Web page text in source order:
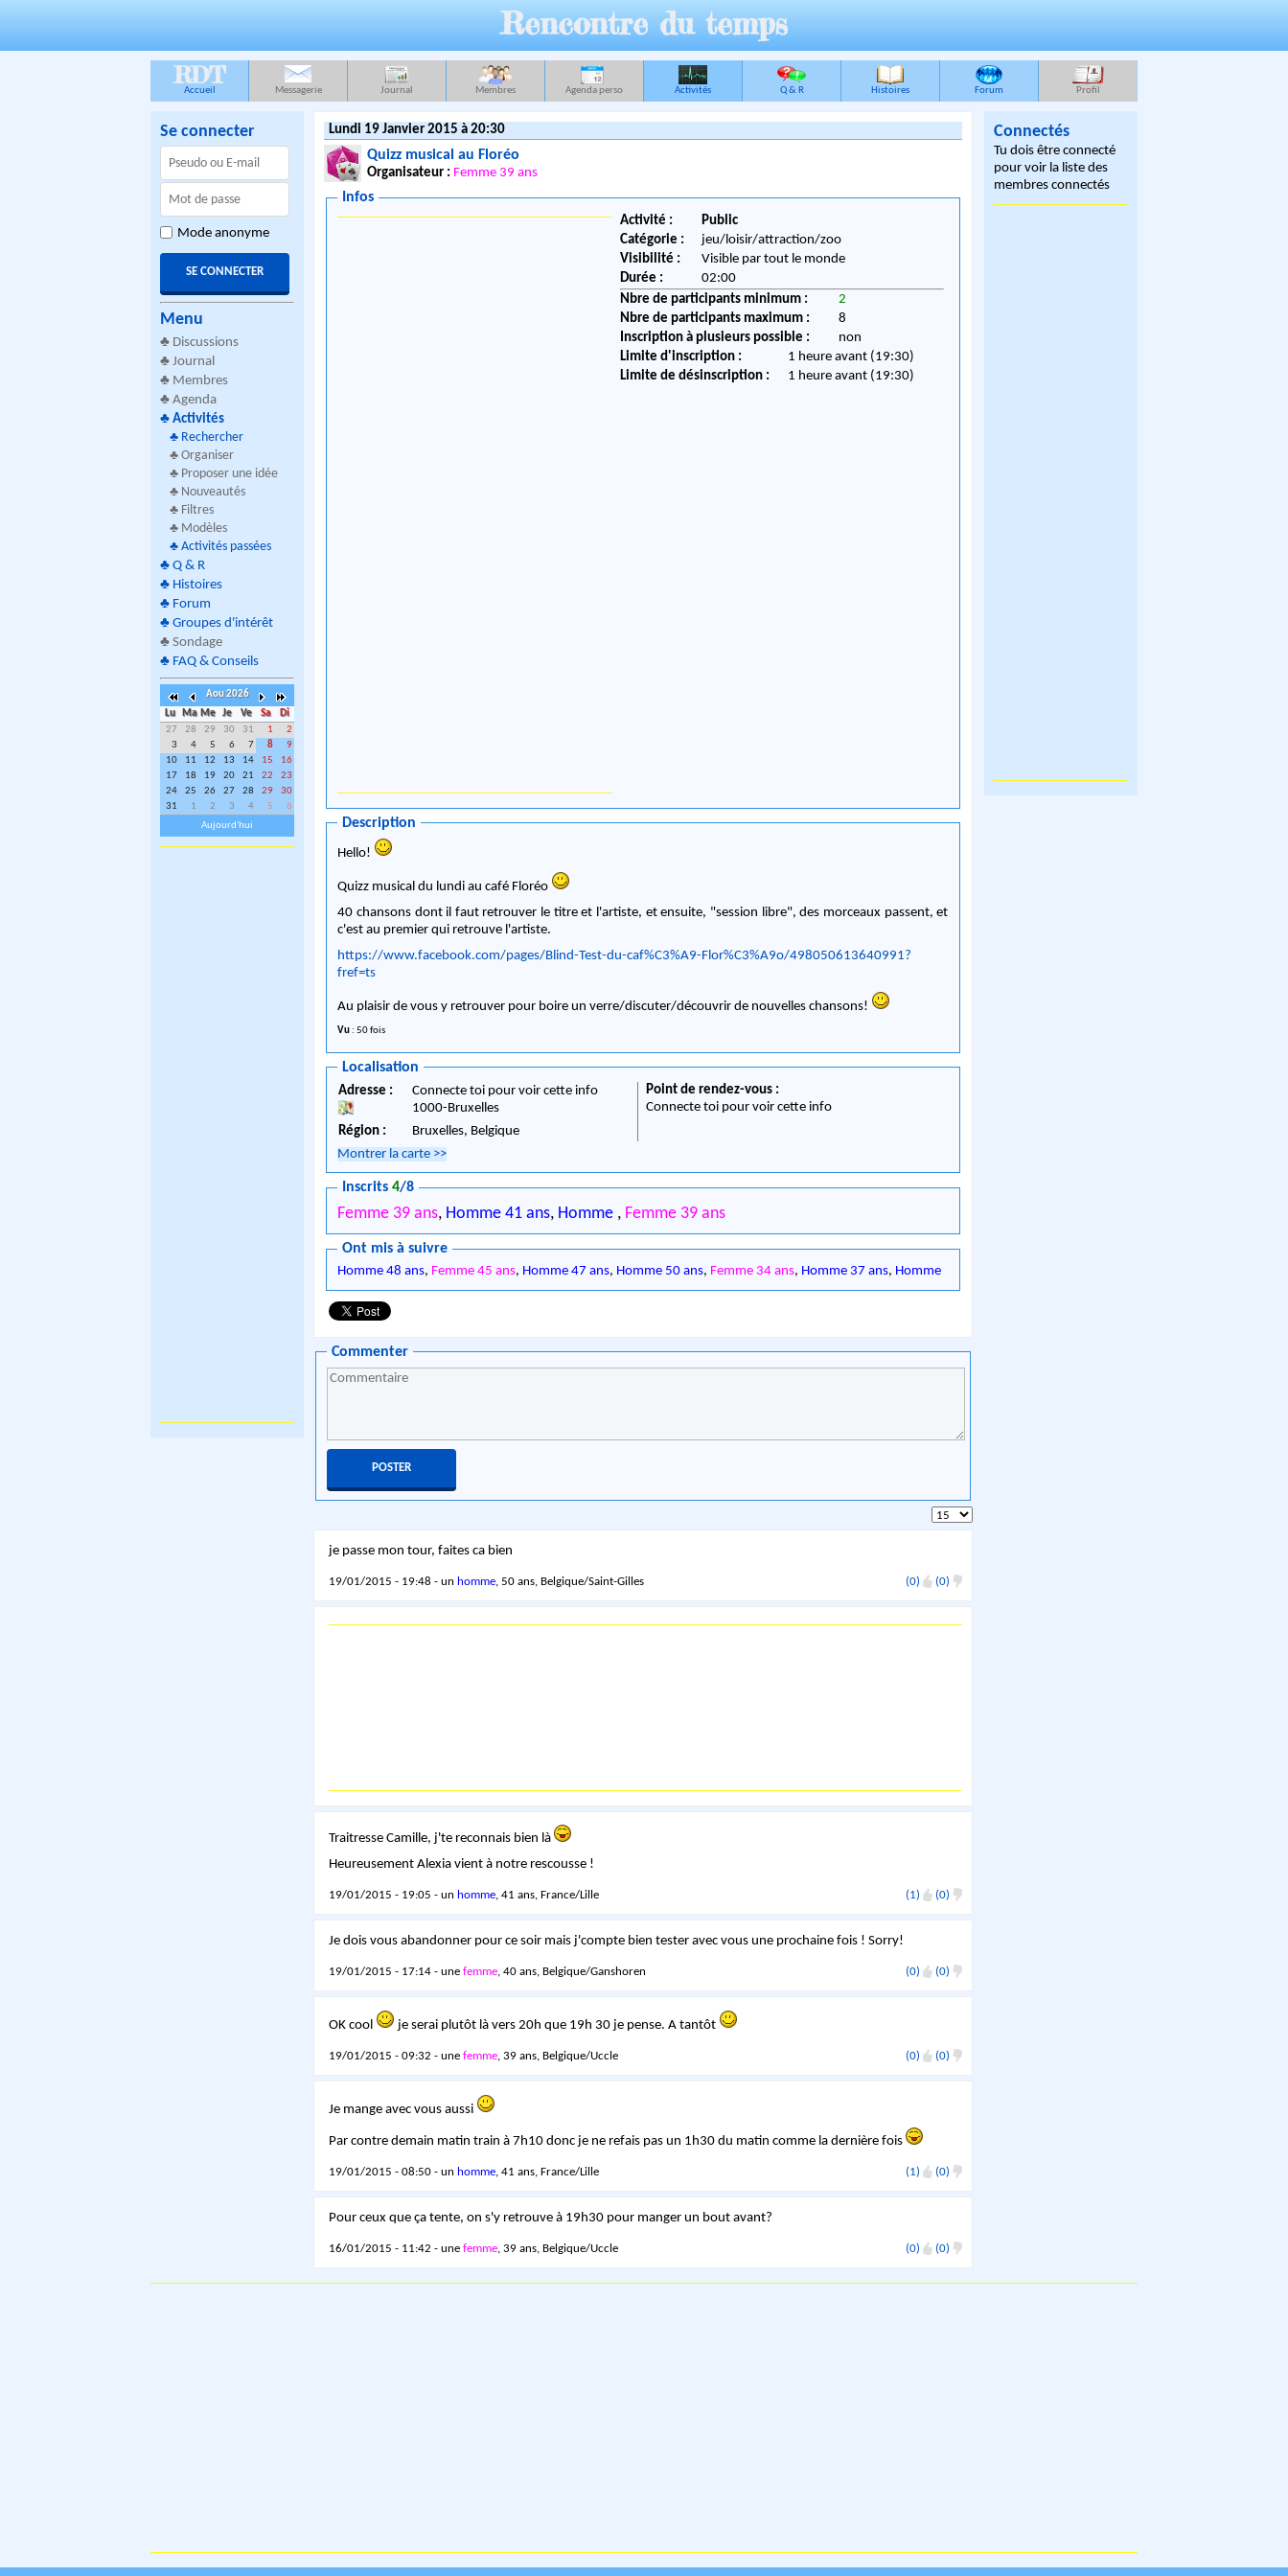
Rencontre du temps
RDT
Accueil Messagerie Journal Membres Agenda perso Activités Q & R Histoires Forum Profil
Se connecter
Mode anonyme
Menu
♣ Discussions
♣ Journal
♣ Membres
♣ Agenda
♣ Activités
♣ Rechercher
♣ Organiser
♣ Proposer une idée
♣ Nouveautés
♣ Filtres
♣ Modèles
♣ Activités passées
♣ Q & R
♣ Histoires
♣ Forum
♣ Groupes d'intérêt
♣ Sondage
♣ FAQ & Conseils
Aou 2026
Lu
Ma Me Je Ve Sa
Di
27
28 29 30 31 1
2
3
4 5 6 7 8
9
10
11 12 13 14 15
16
17
18 19 20 21 22
23
24
25 26 27 28 29
30
31
1 2 3 4 5
6
Aujourd'hui
Lundi 19 Janvier 2015 à 20:30
Quizz musical au Floréo
Organisateur : Femme 39 ans
Infos
Activité :
Public
Catégorie :
jeu/loisir/attraction/zoo
Visibilité :
Visible par tout le monde
Durée :
02:00
Nbre de participants minimum :
2
Nbre de participants maximum :
8
Inscription à plusieurs possible :
non
Limite d'inscription :
1 heure avant (19:30)
Limite de désinscription :
1 heure avant (19:30)
Description
Hello!
Quizz musical du lundi au café Floréo
40 chansons dont il faut retrouver le titre et l'artiste, et ensuite, "session libre", des morceaux passent, et
c'est au premier qui retrouve l'artiste.
https://www.facebook.com/pages/Blind-Test-du-caf%C3%A9-Flor%C3%A9o/498050613640991?
fref=ts
Au plaisir de vous y retrouver pour boire un verre/discuter/découvrir de nouvelles chansons!
Vu : 50 fois
Localisation
Adresse :
Connecte toi pour voir cette info
1000-Bruxelles
Région :
Bruxelles, Belgique
Point de rendez-vous :
Connecte toi pour voir cette info
Montrer la carte >>
Inscrits4/8
Femme 39 ans, Homme 41 ans, Homme , Femme 39 ans
Ont mis à suivre
Homme 48 ans, Femme 45 ans, Homme 47 ans, Homme 50 ans, Femme 34 ans, Homme 37 ans, Homme
Commenter
je passe mon tour, faites ca bien
19/01/2015 - 19:48 - un homme, 50 ans, Belgique/Saint-Gilles (0) (0)
Traitresse Camille, j'te reconnais bien là
Heureusement Alexia vient à notre rescousse !
19/01/2015 - 19:05 - un homme, 41 ans, France/Lille (1) (0)
Je dois vous abandonner pour ce soir mais j'compte bien tester avec vous une prochaine fois ! Sorry!
19/01/2015 - 17:14 - une femme, 40 ans, Belgique/Ganshoren (0) (0)
OK cool je serai plutôt là vers 20h que 19h 30 je pense. A tantôt
19/01/2015 - 09:32 - une femme, 39 ans, Belgique/Uccle (0) (0)
Je mange avec vous aussi
Par contre demain matin train à 7h10 donc je ne refais pas un 1h30 du matin comme la dernière fois
19/01/2015 - 08:50 - un homme, 41 ans, France/Lille (1) (0)
Pour ceux que ça tente, on s'y retrouve à 19h30 pour manger un bout avant?
16/01/2015 - 11:42 - une femme, 39 ans, Belgique/Uccle (0) (0)
Connectés
Tu dois être connecté
pour voir la liste des
membres connectés